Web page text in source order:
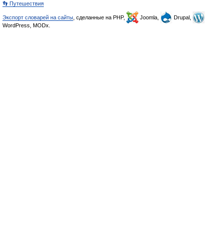
👣 Путешествия
Экспорт словарей на сайты , сделанные на PHP, Joomla,
Drupal,
WordPress, MODx.